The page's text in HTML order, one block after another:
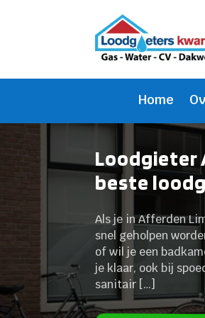
Home
Loodgieter
beste
Als je in Afferden
snel geholpen
of wil je een
je klaar, ook bij
sanitair […]